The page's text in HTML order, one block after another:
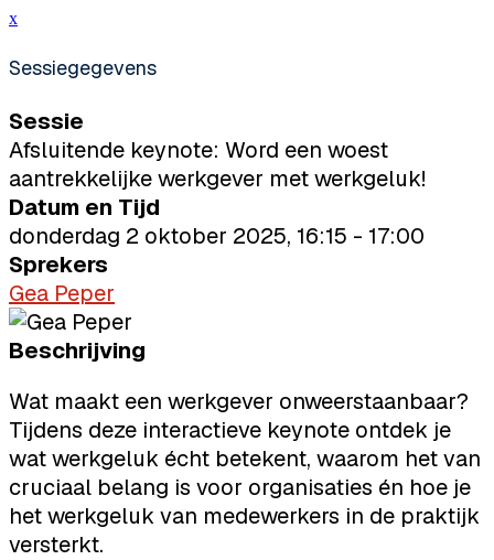
x
Sessiegegevens
Sessie
Afsluitende keynote: Word een woest
aantrekkelijke werkgever met werkgeluk!
Datum en Tijd
donderdag 2 oktober 2025, 16:15 - 17:00
Sprekers
Gea Peper
Beschrijving
Wat maakt een werkgever onweerstaanbaar?
Tijdens deze interactieve keynote ontdek je
wat werkgeluk écht betekent, waarom het van
cruciaal belang is voor organisaties én hoe je
het werkgeluk van medewerkers in de praktijk
versterkt.